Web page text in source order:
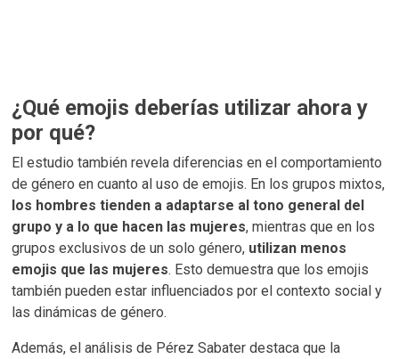
¿Qué emojis deberías utilizar ahora y
por qué?
El estudio también revela diferencias en el comportamiento
de género en cuanto al uso de emojis. En los grupos mixtos,
los hombres tienden a adaptarse al tono general del
grupo y a lo que hacen las mujeres, mientras que en los
grupos exclusivos de un solo género, utilizan menos
emojis que las mujeres. Esto demuestra que los emojis
también pueden estar influenciados por el contexto social y
las dinámicas de género.
Además, el análisis de Pérez Sabater destaca que la